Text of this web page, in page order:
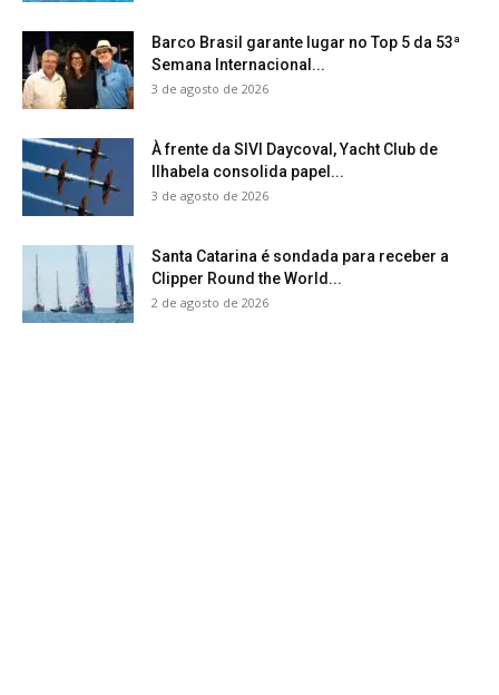
Barco Brasil garante lugar no Top 5 da 53ª
Semana Internacional...
3 de agosto de 2026
À frente da SIVI Daycoval, Yacht Club de
Ilhabela consolida papel...
3 de agosto de 2026
Santa Catarina é sondada para receber a
Clipper Round the World...
2 de agosto de 2026